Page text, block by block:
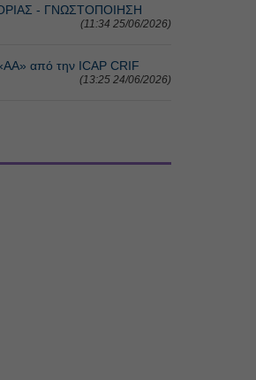
- ΓΝΩΣΤΟΠΟΙΗΣΗ
(11:34 25/06/2026)
από την ICAP CRIF
(13:25 24/06/2026)